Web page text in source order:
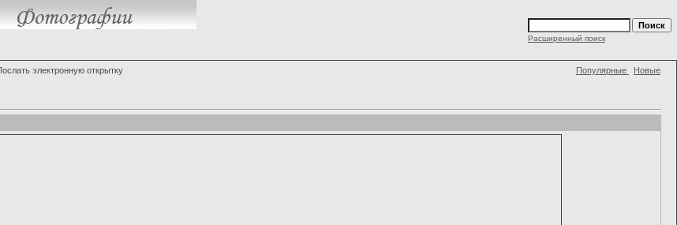
Расширенный поиск
электронную открытку Популярные Новые